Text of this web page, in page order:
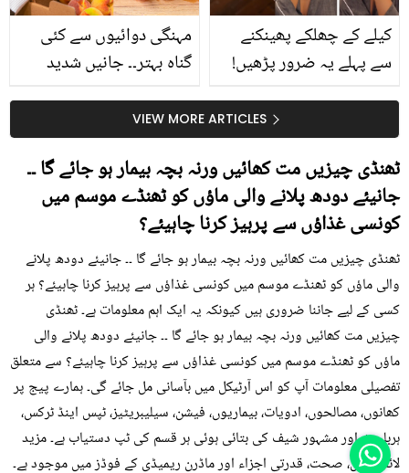
مہنگی دوائیوں سے کئی
گناہ بہتر۔۔ جانیں شدید
کیوں کھانا چاہیے؟
کیلے کے چھلکے پھینکنے
سے پہلے یہ ضرور پڑھیں!
سستا اور قدرتی حلVIEW MORE ARTICLES
ٹھنڈی چیزیں مت کھائیں ورنہ بچہ بیمار ہو جائے گا ۔۔
جانیئے دودھ پلانے والی ماؤں کو ٹھنڈے موسم میں
کونسی غذاؤں سے پرہیز کرنا چاہیئے؟
ٹھنڈی چیزیں مت کھائیں ورنہ بچہ بیمار ہو جائے گا ۔۔ جانیئے دودھ پلانے
والی ماؤں کو ٹھنڈے موسم میں کونسی غذاؤں سے پرہیز کرنا چاہیئے؟ ہر
کسی کے لیے جاننا ضروری ہیں کیونکہ یہ ایک اہم معلومات ہے۔ ٹھنڈی
چیزیں مت کھائیں ورنہ بچہ بیمار ہو جائے گا ۔۔ جانیئے دودھ پلانے والی
ماؤں کو ٹھنڈے موسم میں کونسی غذاؤں سے پرہیز کرنا چاہیئے؟ سے متعلق
تفصیلی معلومات آپ کو اس آرٹیکل میں بآسانی مل جائے گی۔ ہمارے پیج پر
کھانوں، مصالحوں، ادویات، بیماریوں، فیشن، سیلیبریٹیز، ٹپس اینڈ ٹرکس،
ہربلسٹ اور مشہور شیف کی بتائی ہوئی ہر قسم کی ٹپ دستیاب ہے۔ مزید
لائف ٹپس، صحت، قدرتی اجزاء اور ماڈرن ریمیڈی کے فوڈز میں موجود ہے۔